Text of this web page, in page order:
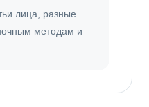
лица, разные
методам и